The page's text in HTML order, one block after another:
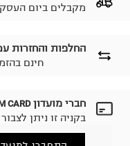
מקבלים ביום
החלפות והחזרות
₪ חינם
לבחירת בשיטת
הזמנתם והתחרטתם?
חברי מועדון CARD
בקניה זו ניתן לצבור כ 18